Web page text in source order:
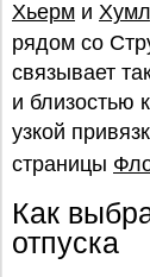
Хьерм и
рядом со
связывает
и близостью
узкой
страницы
Как
отпуска